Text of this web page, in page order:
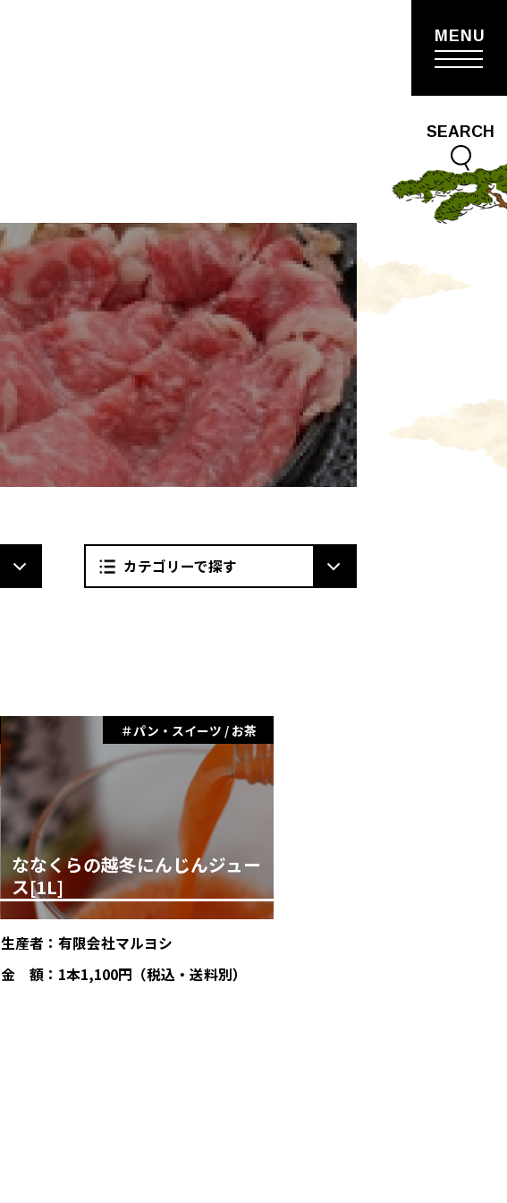
SEARCH
MENU
カテゴリーで探す
パン・スイーツ / お茶
ななくらの越冬にんじんジュー
ス[1L]
生産者：有限会社マルヨシ
金 額： 1本1,100円（税込・送料別）